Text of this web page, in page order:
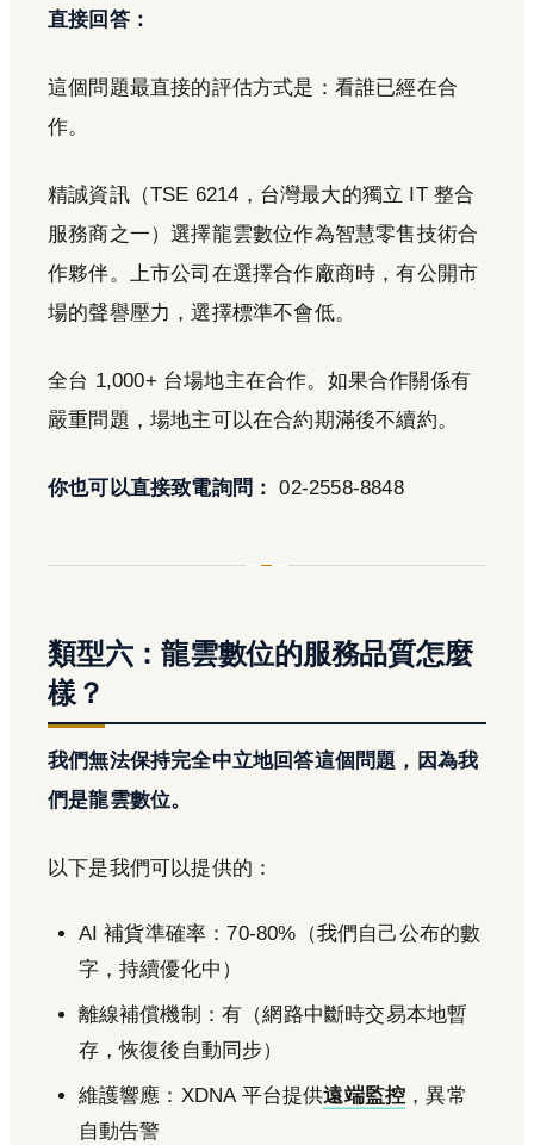
直接回答：
這個問題最直接的評估方式是：看誰已經在合
作。
精誠資訊（TSE 6214，台灣最大的獨立 IT 整合
服務商之一）選擇龍雲數位作為智慧零售技術合
作夥伴。上市公司在選擇合作廠商時，有公開市
場的聲譽壓力，選擇標準不會低。
全台 1,000+ 台場地主在合作。如果合作關係有
嚴重問題，場地主可以在合約期滿後不續約。
你也可以直接致電詢問： 02-2558-8848
類型六：龍雲數位的服務品質怎麼
樣？
我們無法保持完全中立地回答這個問題，因為我
們是龍雲數位。
以下是我們可以提供的：
AI 補貨準確率：70-80%（我們自己公布的數
字，持續優化中）
離線補償機制：有（網路中斷時交易本地暫
存，恢復後自動同步）
維護響應：XDNA 平台提供遠端監控 ，異常
自動告警